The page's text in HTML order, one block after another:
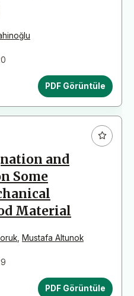
PDF Görüntüle
and
Some
Material
Mustafa Altunok
PDF Görüntüle